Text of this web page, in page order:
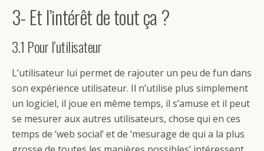
3- Et l’intérêt de tout ça ?
3.1 Pour l’utilisateur
L’utilisateur lui permet de rajouter un peu de fun dans
son expérience utilisateur. Il n’utilise plus simplement
un logiciel, il joue en même temps, il s’amuse et il peut
se mesurer aux autres utilisateurs, chose qui en ces
temps de ‘web social’ et de ‘mesurage de qui a la plus